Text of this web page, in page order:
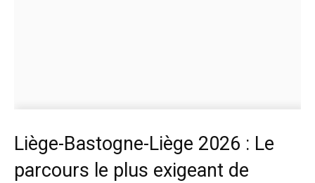
Liège-Bastogne-Liège 2026 : Le
parcours le plus exigeant de